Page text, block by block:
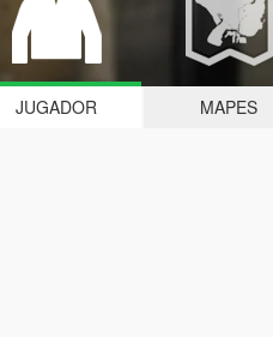
JUGADOR MAPES